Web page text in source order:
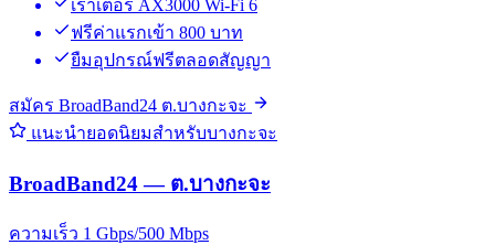
เราเตอร์ AX3000 Wi-Fi 6
ฟรีค่าแรกเข้า 800 บาท
ยืมอุปกรณ์ฟรีตลอดสัญญา
สมัคร BroadBand24 ต.บางกะจะ
แนะนำยอดนิยมสำหรับบางกะจะ
BroadBand24 — ต.บางกะจะ
ความเร็ว 1 Gbps/500 Mbps